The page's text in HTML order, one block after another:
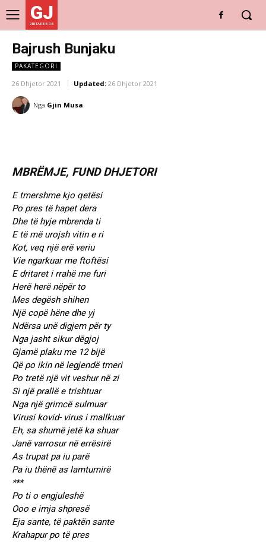
GJ
DRITARE E RE
Bajrush Bunjaku
PAKATEGORI
26 Dhjetor 2021 Updated: 26 Dhjetor 2021
Nga Gjin Musa
MBRËMJE, FUND DHJETORI
E tmershme kjo qetësi
Po pres të hapet dera
Dhe të hyje mbrenda ti
E të më urojsh vitin e ri
Kot, veq një erë veriu
Vie ngarkuar me ftoftësi
E dritaret i rrahë me furi
Herë herë nëpër to
Mes degësh shihen
Një copë hëne dhe yj
Ndërsa unë digjem për ty
Nga jasht sikur dëgjoj
Gjamë plaku me 12 bijë
Që po ikin në legjendë tmeri
Po tretë një vit veshur në zi
Si një prallë e trishtuar
Nga një grimcë sulmuar
Virusi kovid- virus i mallkuar
Eh, sa shumë jetë ka shuar
Janë varrosur në errësirë
As trupat pa iu parë
Pa iu thënë as lamtumirë
***
Po ti o engjuleshë
Ooo e imja shpresë
Eja sante, të paktën sante
Krahapur po të pres